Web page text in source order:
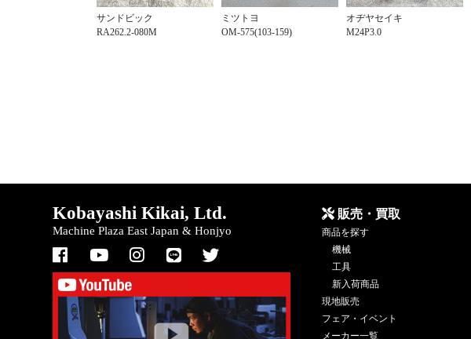
サンドビック
RA262.2-080M
ミツトヨ
OM-575(103-159)
オヂヤセイキ
M24P3.0
Kobayashi Kikai, Ltd.
Machine Plaza East Japan & Honjyo
販売・買取
商品を探す
機械
工具
新入荷商品
現地販売
フェア・イベント
メーカー一覧